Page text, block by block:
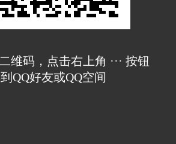
维码，点击右上角 ··· 按钮
QQ好友或QQ空间